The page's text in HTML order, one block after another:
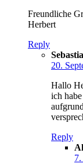
Freundliche
Herbert
Reply
20.
Hallo
ich
Reply